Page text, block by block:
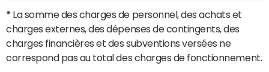
* La somme des charges de personnel, des achats et
charges externes, des dépenses de contingents, des
charges financières et des subventions versées ne
correspond pas au total des charges de fonctionnement.